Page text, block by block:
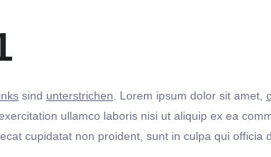
sind unterstrichen . Lorem ipsum dolor sit amet,
ullamco laboris nisi ut aliquip ex ea
cupidatat non proident, sunt in culpa qui